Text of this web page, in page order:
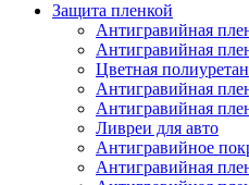
Защита пленкой
Антигравийная
Антигравийная
Цветная
Антигравийная
Антигравийная
Ливреи для авто
Антигравийное
Антигравийная